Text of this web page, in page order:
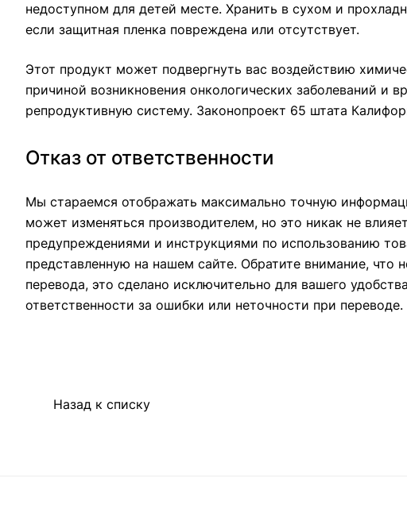
недоступном для детей месте. Хранить в сухом и
если защитная пленка повреждена или отсутствует.
Этот продукт может подвергнуть вас воздействию
причиной возникновения онкологических заболеваний и
репродуктивную систему. Законопроект 65 штата
Отказ от ответственности
Мы стараемся отображать максимально точную
может изменяться производителем, но это никак не
предупреждениями и инструкциями по использованию
представленную на нашем сайте. Обратите внимание,
перевода, это сделано исключительно для вашего
ответственности за ошибки или неточности при переводе.
Назад к списку